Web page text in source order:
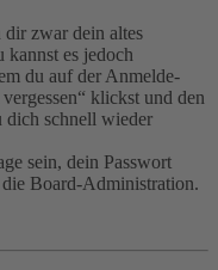
zwar dein altes
kannst es jedoch
du auf der Anmelde-
klickst und den
dich schnell wieder
sein, dein Passwort
Board-Administration.